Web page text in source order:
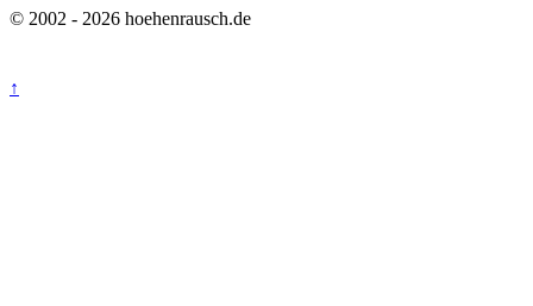
© 2002 - 2026 hoehenrausch.de
↑